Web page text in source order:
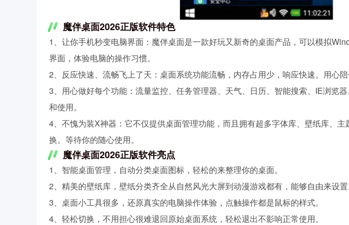
魔伴桌面2026正版软件特色
1、让你手机秒变电脑界面：魔伴桌面是一款好玩又新奇的桌面产品，可以模拟
界面，体验电脑的操作习惯。
2、反应快速、流畅飞上了天：桌面系统功能流畅，内存占用少，响应快速。用心陪
3、用心做好每个功能：流量监控、任务管理器、天气、日历、智能搜索、IE浏览
和使用。
4、不愧为装X神器：它不仅提供桌面管理功能，而且拥有超多字体库、壁纸库、
换。等待你的随心使用。
魔伴桌面2026正版软件亮点
1、智能桌面管理，自动分类桌面图标，轻松的来整理你的桌面。
2、精美的壁纸库，壁纸分类齐全从自然风光大屏到动漫游戏都有，能够自由来设置
3、桌面小工具很多，还原真实的电脑操作体验，点触操作都是鼠标的样式。
4、轻松切换，不用担心很难退回原始桌面系统，轻松退出不影响正常使用。